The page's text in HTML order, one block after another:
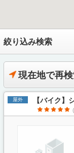
絞り込み検索
現在地で再
屋外 【バイク】